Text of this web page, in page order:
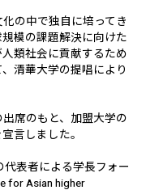
の中で独自に培ってき
模の課題解決に向けた
類社会に貢献するため
清華大学の提唱により
席のもと、加盟大学の
言しました。
表者による学長フォー
for Asian higher